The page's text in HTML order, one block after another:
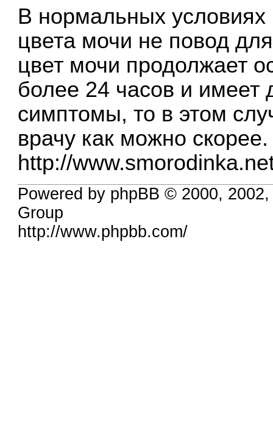
В нормальных
цвета мочи не повод
цвет мочи продолжает
более 24 часов и имеет
симптомы, то в этом
врачу как можно скорее.
http://
Powered by phpBB © 2000,
Group
http://www.phpbb.com/